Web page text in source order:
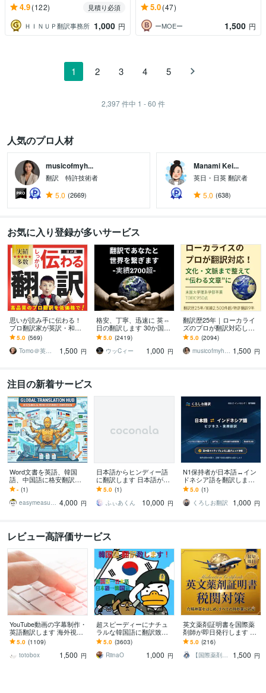
4.9(122)
見積り必須
ＨＩＮＵＰ翻訳事務所 1,000 円
5.0(47)
ーMOEー 1,500 円
1 2 3 4 5
2,397 件中 1 - 60 件
人気のプロ人材
musicofmyh...
翻訳 特許技術者
5.0 (2669)
Manami Kei...
英日・日英 翻訳者
5.0 (638)
お気に入り登録が多いサービス
思いが読み手に伝わる！
プロ翻訳家が英訳・和訳
します 実績多数！国内外
で実務翻訳歴10年！高品
質・安価・高い信頼性
5.0 (569)
Tomo＠英語翻訳家
1,500 円
格安、丁寧、迅速に 英⇔
日の翻訳します 30か国世
界を飛び回った経験を活
かし、あなたと世界を繋
ぎます
5.0 (2419)
ウッCィー
1,000 円
翻訳歴25年｜ローカライ
ズのプロが翻訳対応しま
す 翻訳を超えたローカラ
イゼーションで自然な表
現に仕上げます
5.0 (2094)
musicofmyheart 1,500 円
注目の新着サービス
Word文書を英語、韓国
語、中国語に格安翻訳し
ます 文書フォーマットを
維持したままWordを機械
翻訳しませんか？
- (1)
easymeasurements 4,000 円
日本語からヒンディー語
に翻訳します 日本語が話
せるインド人と一緒に翻
訳を行います
5.0 (1)
ふぃあくん
10,000 円
N1保持者が日本語↔イン
ドネシア語を翻訳します
日本大手企業での豊富な
実務経験を活かし、翻訳
を対応します
5.0 (1)
くろしお翻訳
1,000 円
レビュー高評価サービス
YouTube動画の字幕制作・
英語翻訳します 海外視聴
者をターゲットにしたい
動画配信者様のお力にな
ります。
5.0 (1109)
totobox
1,500 円
超スピーディーにナチュ
ラルな韓国語に翻訳致し
ます 韓国語で大好きなア
イドル、俳優にファンレ
ターを！
5.0 (3603)
RiinaO
1,000 円
英文薬剤証明書を国際薬
剤師が即日発行します ▼
薬剤師の署名とID入り｜
海外旅行やサマースクー
ル｜税関対策
5.0 (216)
【国際薬剤師 YUTO】
1,500 円